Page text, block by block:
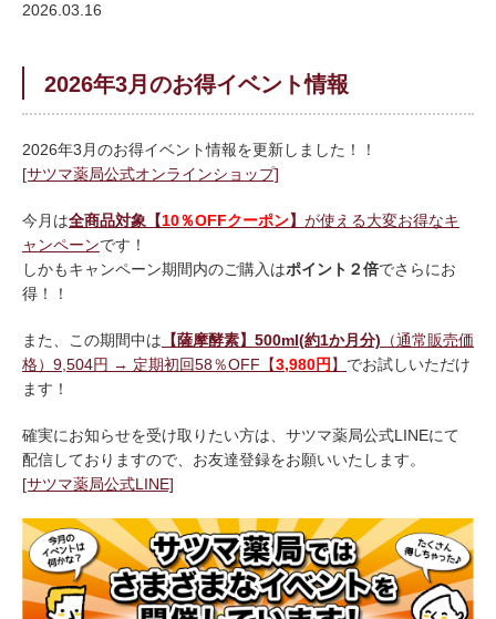
2026.03.16
2026年3月のお得イベント情報
2026年3月のお得イベント情報を更新しました！！
[サツマ薬局公式オンラインショップ]
今月は全商品対象【10％OFFクーポン】 が使える大変お得なキ
ャンペーンです！
しかもキャンペーン期間内のご購入はポイント２倍でさらにお
得！！
また、この期間中は 【薩摩酵素】500ml(約1か月分) （通常販売価
格）9,504円 → 定期初回58％OFF【3,980円 】 でお試しいただけ
ます！
確実にお知らせを受け取りたい方は、サツマ薬局公式LINEにて
配信しておりますので、お友達登録をお願いいたします。
[サツマ薬局公式LINE]